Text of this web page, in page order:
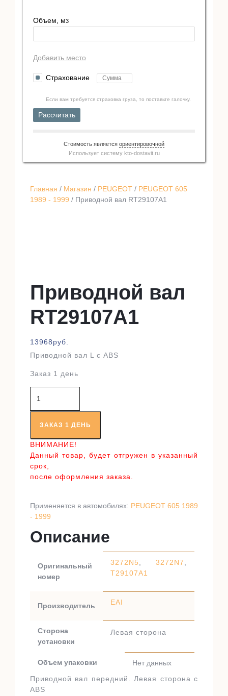
Главная / Магазин / PEUGEOT / PEUGEOT 605
1989 - 1999 / Приводной вал RT29107A1
Приводной вал
RT29107A1
13968руб.
Приводной вал L с ABS
Заказ 1 день
товара
Приводной
валЗАКАЗ 1 ДЕНЬ
ВНИМАНИЕ!
Данный товар, будет отгружен в указанный
срок,
после оформления заказа.
Применяется в автомобилях: PEUGEOT 605 1989
- 1999
Описание
Оригинальный
номер
3272N5 3272N7
T29107A1
Производитель EAI
Сторона
установки
Левая сторона
Объем упаковки
Нет данных
Приводной вал передний. Левая сторона с
ABS
Объем, м3
Добавить место
Страхование
Если вам требуется страховка груза, то поставьте галочку.
Рассчитать
Стоимость является ориентировочной
Использует систему kto-dostavit.ru